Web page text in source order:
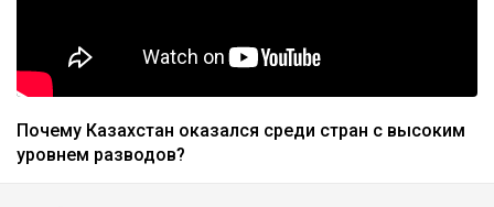
Почему Казахстан оказался среди стран с высоким
уровнем разводов?